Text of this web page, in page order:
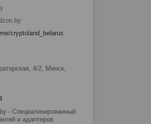
cryptoland_belarus
4/2, Минск,
- Специализированный
и адаптеров